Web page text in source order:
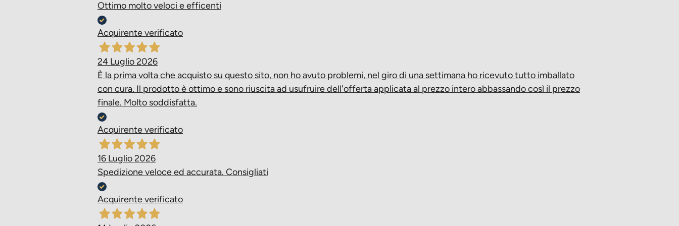
Ottimo molto veloci e efficenti
Acquirente verificato
24 Luglio 2026
È la prima volta che acquisto su questo sito, non ho avuto problemi, nel giro di una settimana ho ricevuto tutto imballato
con cura. Il prodotto è ottimo e sono riuscita ad usufruire dell'offerta applicata al prezzo intero abbassando così il prezzo
finale. Molto soddisfatta.
Acquirente verificato
16 Luglio 2026
Spedizione veloce ed accurata. Consigliati
Acquirente verificato